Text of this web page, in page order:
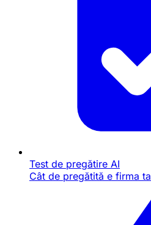
Test de pregătire AI
Cât de pregătită e firma ta